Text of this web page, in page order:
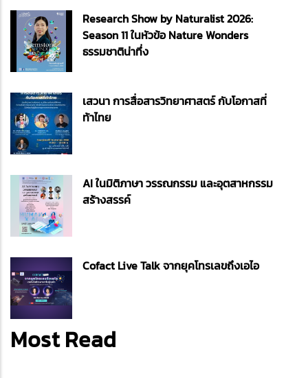
Research Show by Naturalist 2026:
Season 11 ในหัวข้อ Nature Wonders
ธรรมชาติน่าทึ่ง
เสวนา การสื่อสารวิทยาศาสตร์ กับโอกาสที่
ท้าไทย
AI ในมิติภาษา วรรณกรรม และอุตสาหกรรม
สร้างสรรค์
Cofact Live Talk จากยุคโทรเลขถึงเอไอ
Most Read